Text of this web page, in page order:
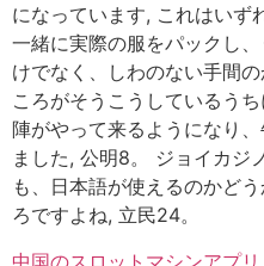
になっています, これはいず
一緒に実際の服をパックし
けでなく、しわのない手間
ころがそうこうしているう
陣がやって来るようになり
ました, 公明8。 ジョイカジ
も、日本語が使えるのかど
ろですよね, 立民24。
中国のスロットマシンアプ